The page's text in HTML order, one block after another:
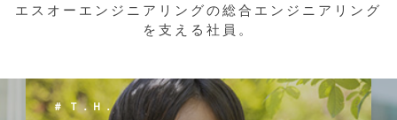
エスオーエンジニアリングの総合エンジニアリング
を支える社員。
＃ Ｔ．Ｈ．